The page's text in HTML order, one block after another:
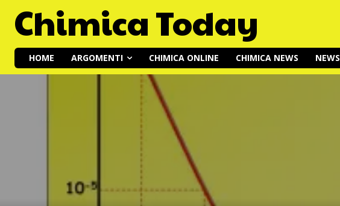
Chimica Today
HOME ARGOMENTI CHIMICA ONLINE CHIMICA NEWS NEWS